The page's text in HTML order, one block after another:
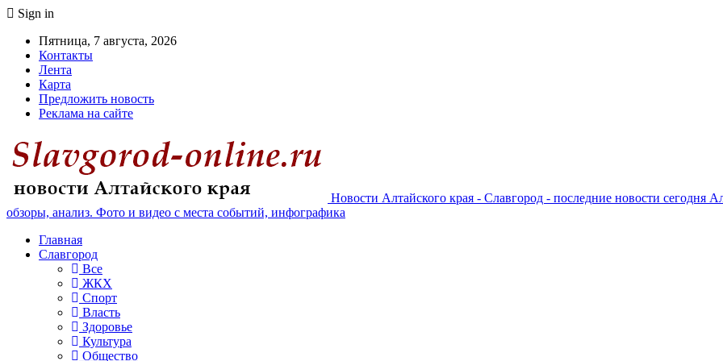
Sign in
Пятница, 7 августа, 2026
Контакты
Лента
Карта
Предложить новость
Реклама на сайте
Новости Алтайского края - Славгород - последние новости сегодня
обзоры, анализ. Фото и видео с места событий, инфографика
Главная
Славгород
Все
ЖКХ
Спорт
Власть
Здоровье
Культура
Общество